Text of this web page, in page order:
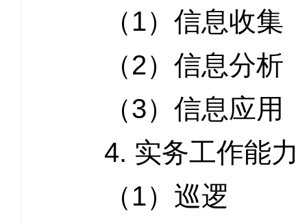
（1）信息收集
（2）信息分析
（3）信息应用
4. 实务工作能力
（1）巡逻